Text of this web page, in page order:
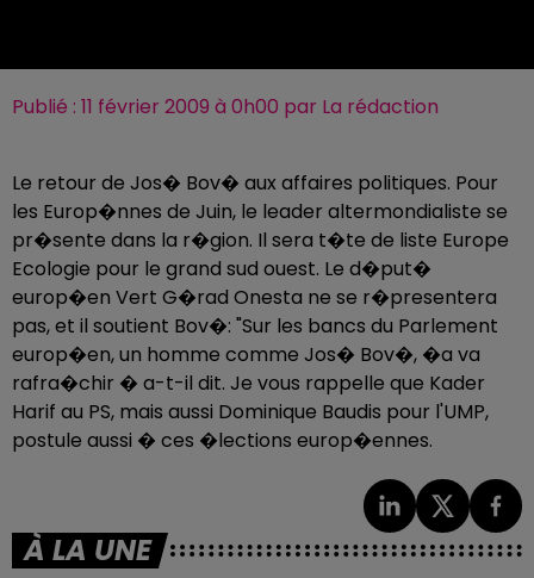
Publié : 11 février 2009 à 0h00 par La rédaction
Le retour de Jos� Bov� aux affaires politiques. Pour
les Europ�nnes de Juin, le leader altermondialiste se
pr�sente dans la r�gion. Il sera t�te de liste Europe
Ecologie pour le grand sud ouest. Le d�put�
europ�en Vert G�rad Onesta ne se r�presentera
pas, et il soutient Bov�: "Sur les bancs du Parlement
europ�en, un homme comme Jos� Bov�, �a va
rafra�chir � a-t-il dit. Je vous rappelle que Kader
Harif au PS, mais aussi Dominique Baudis pour l'UMP,
postule aussi � ces �lections europ�ennes.
À LA UNE